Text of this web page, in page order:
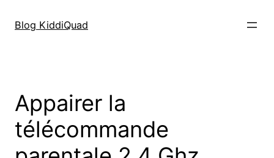
Blog KiddiQuad
Appairer la
télécommande